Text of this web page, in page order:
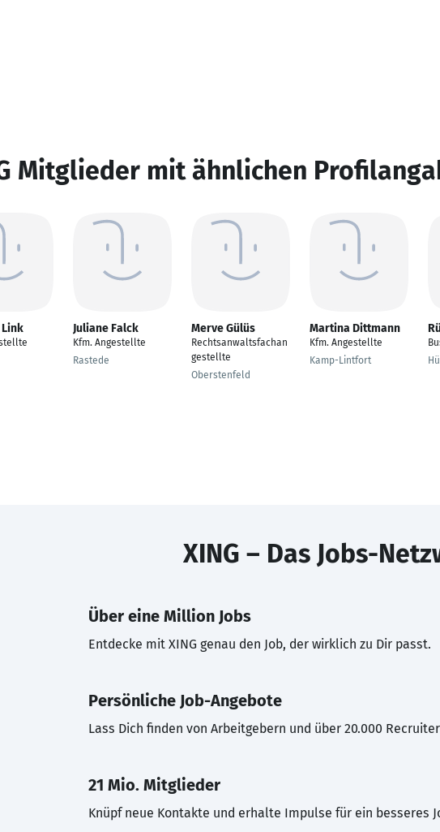
Mitglieder mit ähnlichen
Link Juliane Falck
Kfm. Angestellte
Rastede
Merve Gülüs
Rechtsanwaltsfachan
gestellte
Oberstenfeld
Martina Dittmann
Kfm. Angestellte
Kamp-Lintfort
XING – Das Jobs-
Über eine Million Jobs
Entdecke mit XING genau den Job, der wirklich zu Dir passt.
Persönliche Job-Angebote
Lass Dich finden von Arbeitgebern und über 20.000
21 Mio. Mitglieder
Knüpf neue Kontakte und erhalte Impulse für ein besseres